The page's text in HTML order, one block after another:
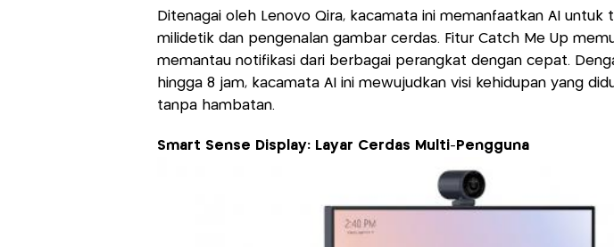
Ditenagai oleh Lenovo Qira, kacamata ini memanfaatkan AI untuk
milidetik dan pengenalan gambar cerdas. Fitur Catch Me Up
memantau notifikasi dari berbagai perangkat dengan cepat.
hingga 8 jam, kacamata AI ini mewujudkan visi kehidupan yang
tanpa hambatan.
Smart Sense Display: Layar Cerdas Multi-Pengguna